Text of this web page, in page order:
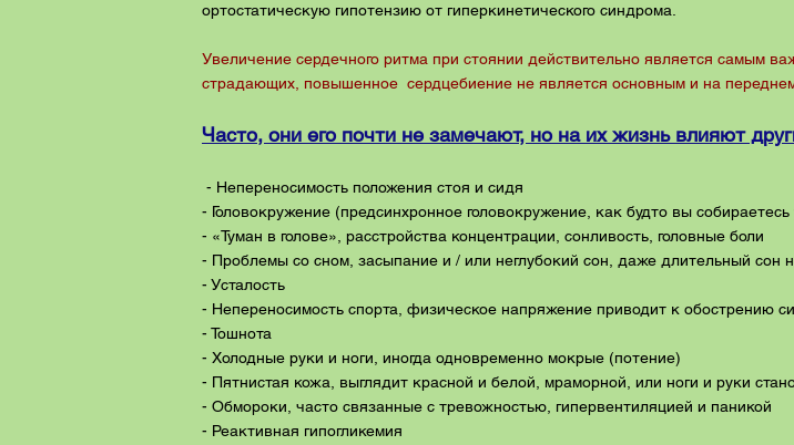
ортостатическую гипотензию от гиперкинетического синдрома.
Увеличение сердечного ритма при стоянии действительно является самым
страдающих, повышенное сердцебиение не является основным и на
Часто, они его почти не замечают, но на их жизнь влияют
- Непереносимость положения стоя и сидя
- Головокружение (предсинхронное головокружение, как будто вы собираетесь
- «Туман в голове», расстройства концентрации, сонливость, головные боли
- Проблемы со сном, засыпание и / или неглубокий сон, даже длительный сон
- Усталость
- Непереносимость спорта, физическое напряжение приводит к обострению
- Тошнота
- Холодные руки и ноги, иногда одновременно мокрые (потение)
- Пятнистая кожа, выглядит красной и белой, мраморной, или ноги и руки
- Обмороки, часто связанные с тревожностью, гипервентиляцией и паникой
- Реактивная гипогликемия